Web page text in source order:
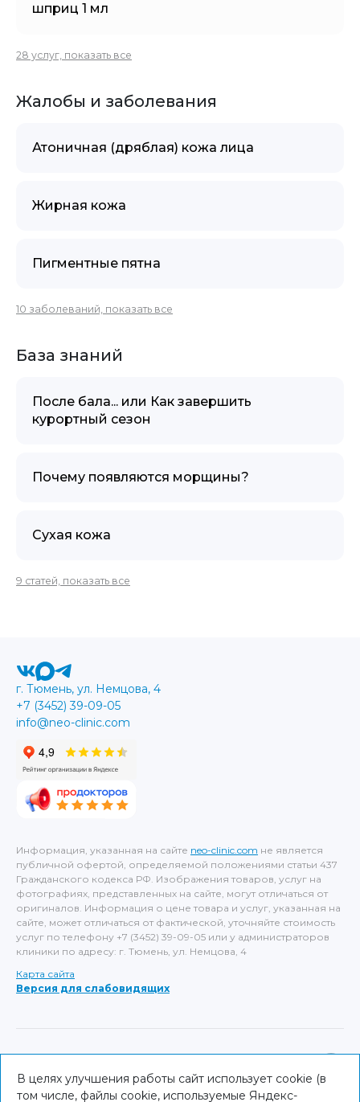
шприц 1 мл
28 услуг, показать все
Жалобы и заболевания
Атоничная (дряблая) кожа лица
Жирная кожа
Пигментные пятна
10 заболеваний, показать все
База знаний
После бала... или Как завершить
курортный сезон
Почему появляются морщины?
Сухая кожа
9 статей, показать все
Информация, указанная на сайте neo-clinic.com не является
публичной офертой, определяемой положениями статьи 437
Гражданского кодекса РФ. Изображения товаров, услуг на
фотографиях, представленных на сайте, могут отличаться от
оригиналов. Информация о цене товара и услуг, указанная на
сайте, может отличаться от фактической, уточняйте стоимость
услуг по телефону +7 (3452) 39-09-05 или у администраторов
клиники по адресу: г. Тюмень, ул. Немцова, 4
Карта сайта
Версия для слабовидящих
г. Тюмень, ул. Немцова, 4
+7 (3452) 39-09-05
info@neo-clinic.com
КОНСУЛЬТАЦИЯ СПЕЦИАЛИСТА
В целях улучшения работы сайт использует cookie (в
том числе, файлы cookie, используемые Яндекс-